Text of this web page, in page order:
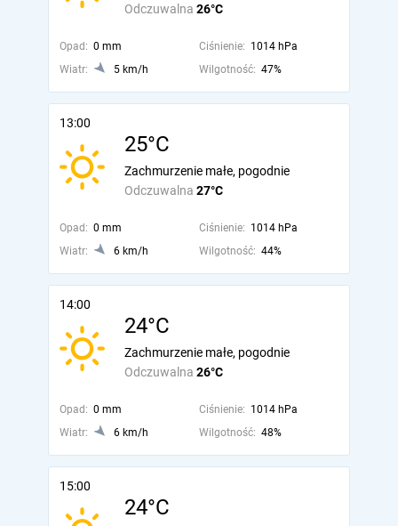
Odczuwalna 26°C
Opad: 0 mm Ciśnienie: 1014 hPa
Wiatr:
5 km/h Wilgotność: 47%
13:00
25°C
Odczuwalna 27°C
Zachmurzenie małe, pogodnie
Opad: 0 mm Ciśnienie: 1014 hPa
Wiatr:
6 km/h Wilgotność: 44%
14:00
24°C
Odczuwalna 26°C
Zachmurzenie małe, pogodnie
Opad: 0 mm Ciśnienie: 1014 hPa
Wiatr:
6 km/h Wilgotność: 48%
15:00
24°C